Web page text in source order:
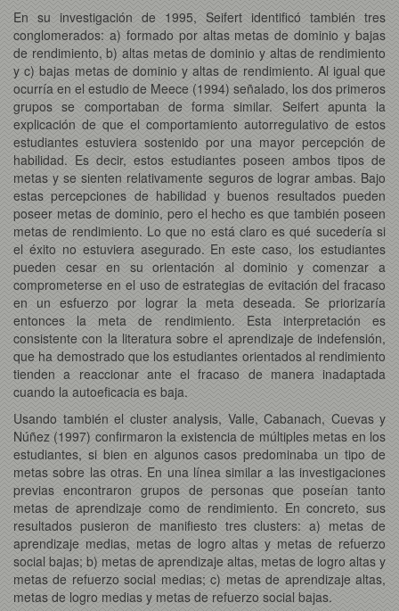
En su investigación de 1995, Seifert identificó también tres
conglomerados: a) formado por altas metas de dominio y bajas
de rendimiento, b) altas metas de dominio y altas de rendimiento
y c) bajas metas de dominio y altas de rendimiento. Al igual que
ocurría en el estudio de Meece (1994) señalado, los dos primeros
grupos se comportaban de forma similar. Seifert apunta la
explicación de que el comportamiento autorregulativo de estos
estudiantes estuviera sostenido por una mayor percepción de
habilidad. Es decir, estos estudiantes poseen ambos tipos de
metas y se sienten relativamente seguros de lograr ambas. Bajo
estas percepciones de habilidad y buenos resultados pueden
poseer metas de dominio, pero el hecho es que también poseen
metas de rendimiento. Lo que no está claro es qué sucedería si
el éxito no estuviera asegurado. En este caso, los estudiantes
pueden cesar en su orientación al dominio y comenzar a
comprometerse en el uso de estrategias de evitación del fracaso
en un esfuerzo por lograr la meta deseada. Se priorizaría
entonces la meta de rendimiento. Esta interpretación es
consistente con la literatura sobre el aprendizaje de indefensión,
que ha demostrado que los estudiantes orientados al rendimiento
tienden a reaccionar ante el fracaso de manera inadaptada
cuando la autoeficacia es baja.
Usando también el cluster analysis, Valle, Cabanach, Cuevas y
Núñez (1997) confirmaron la existencia de múltiples metas en los
estudiantes, si bien en algunos casos predominaba un tipo de
metas sobre las otras. En una línea similar a las investigaciones
previas encontraron grupos de personas que poseían tanto
metas de aprendizaje como de rendimiento. En concreto, sus
resultados pusieron de manifiesto tres clusters: a) metas de
aprendizaje medias, metas de logro altas y metas de refuerzo
social bajas; b) metas de aprendizaje altas, metas de logro altas y
metas de refuerzo social medias; c) metas de aprendizaje altas,
metas de logro medias y metas de refuerzo social bajas.